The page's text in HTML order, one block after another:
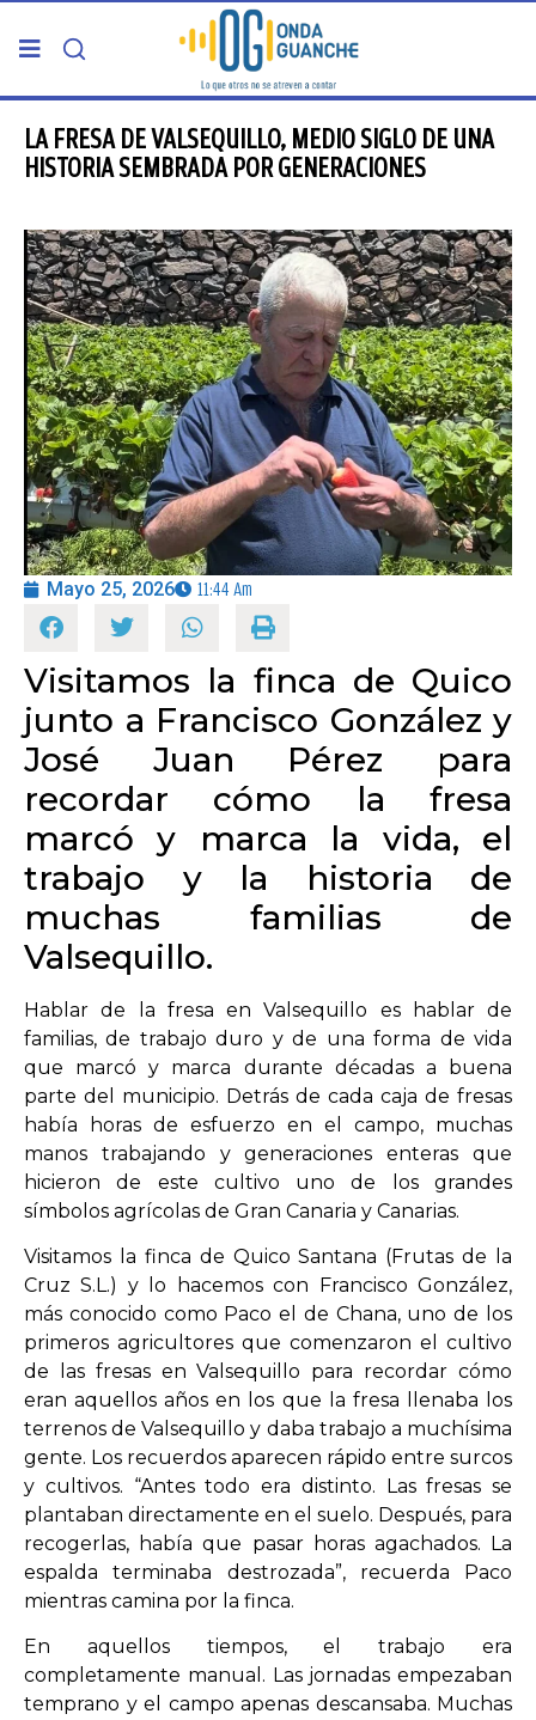
PORTADA
GRAN CANARIA
CANARIAS
5ª COLUMNA
CARTAS DEL DIRECTOR
ENTREVISTAS
OPINIÓN
PROGRAMAS
LA FRESA DE VALSEQUILLO, MEDIO SIGLO DE UNA
HISTORIA SEMBRADA POR GENERACIONES
Mayo 25, 2026 11:44 Am
Visitamos la finca de Quico
junto a Francisco González y
José Juan Pérez para
recordar cómo la fresa
marcó y marca la vida, el
trabajo y la historia de
muchas familias de
Valsequillo.
Hablar de la fresa en Valsequillo es hablar de
familias, de trabajo duro y de una forma de vida
que marcó y marca durante décadas a buena
parte del municipio. Detrás de cada caja de fresas
había horas de esfuerzo en el campo, muchas
manos trabajando y generaciones enteras que
hicieron de este cultivo uno de los grandes
símbolos agrícolas de Gran Canaria y Canarias.
Visitamos la finca de Quico Santana (Frutas de la
Cruz S.L.) y lo hacemos con Francisco González,
más conocido como Paco el de Chana, uno de los
primeros agricultores que comenzaron el cultivo
de las fresas en Valsequillo para recordar cómo
eran aquellos años en los que la fresa llenaba los
terrenos de Valsequillo y daba trabajo a muchísima
gente. Los recuerdos aparecen rápido entre surcos
y cultivos. “Antes todo era distinto. Las fresas se
plantaban directamente en el suelo. Después, para
recogerlas, había que pasar horas agachados. La
espalda terminaba destrozada”, recuerda Paco
mientras camina por la finca.
En aquellos tiempos, el trabajo era
completamente manual. Las jornadas empezaban
temprano y el campo apenas descansaba. Muchas